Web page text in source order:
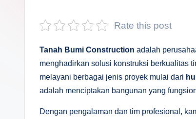
Rate this post
Tanah Bumi Construction adalah
menghadirkan solusi konstruksi berkualitas
melayani berbagai jenis proyek mulai dari
adalah menciptakan bangunan yang
Dengan pengalaman dan tim profesional,